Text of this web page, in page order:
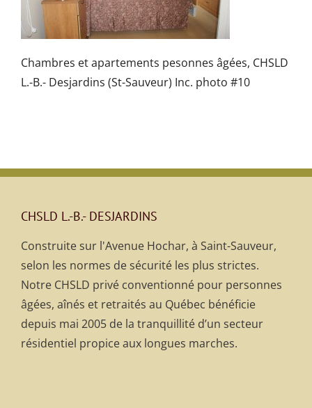
Chambres et apartements pesonnes âgées, CHSLD
L.-B.- Desjardins (St-Sauveur) Inc. photo #10
CHSLD L.-B.- DESJARDINS
Construite sur l'Avenue Hochar, à Saint-Sauveur,
selon les normes de sécurité les plus strictes.
Notre CHSLD privé conventionné pour personnes
âgées, aînés et retraités au Québec bénéficie
depuis mai 2005 de la tranquillité d’un secteur
résidentiel propice aux longues marches.